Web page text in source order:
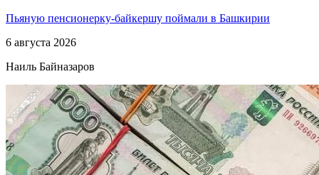
Пьяную пенсионерку-байкершу поймали в Башкирии
6 августа 2026
Наиль Байназаров